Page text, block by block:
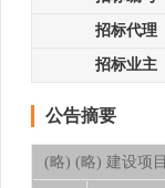
招标代理
招标业主
公告摘要
(略) (略) 建设项目